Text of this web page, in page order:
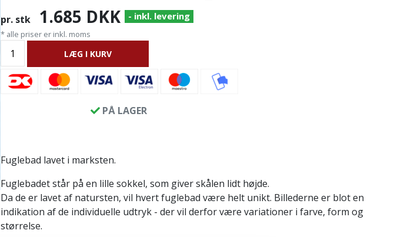
pr. stk 1.685 DKK - inkl. levering
* alle priser er inkl. moms
LÆG I KURV
PÅ LAGER
Fuglebad lavet i marksten.
Fuglebadet står på en lille sokkel, som giver skålen lidt højde.
Da de er lavet af natursten, vil hvert fuglebad være helt unikt. Billederne er blot en
indikation af de individuelle udtryk - der vil derfor være variationer i farve, form og
størrelse.